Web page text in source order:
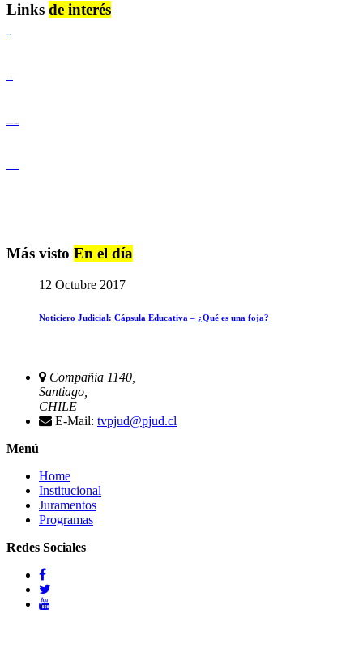
Links de interés
Más visto En el día
12 Octubre 2017
Noticiero Judicial: Cápsula Educativa – ¿Qué es una foja?
Compañia 1140,
Santiago,
CHILE
E-Mail: tvpjud@pjud.cl
Menú
Home
Institucional
Juramentos
Programas
Redes Sociales